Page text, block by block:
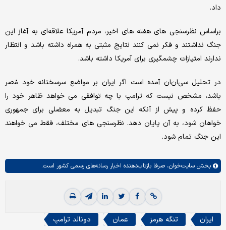
داد.
براساس نظرسنجی های هفته های اخیر، مردم آمریکا علاقه‌ای به آغاز این
جنگ نداشتند و فکر نمی کنند نتایج مثبتی به همراه داشته باشد و انتظار
ندارند امتیازات چشمگیری برای آمریکا داشته باشد.
در تحلیل سی‌ان‌ان آمده است اگر ایران بر مواضع سرسختانه خود مُصر
باشد، مشخص نیست که ترامپ با چه توافقی می خواهد ظاهر خود را
حفظ کرده و پیش از آنکه این جنگ تبدیل به معضلی برای جمهوری
خواهان شود، به آن پایان دهد. نظرسنجی های مختلف، فقط می خواهند
این جنگ تمام شود.
بخش سایت‌خوان، صرفا بازتاب‌دهنده اخبار رسانه‌های رسمی کشور است.
ایران تنگه هرمز عمان دونالد ترامپ